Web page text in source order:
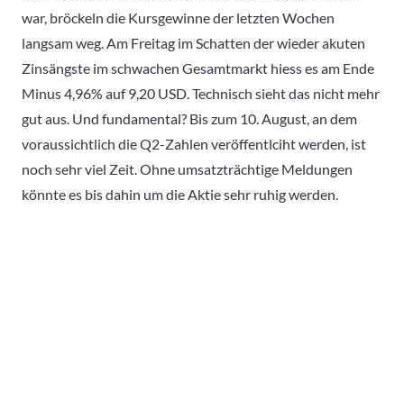
war, bröckeln die Kursgewinne der letzten Wochen
langsam weg. Am Freitag im Schatten der wieder akuten
Zinsängste im schwachen Gesamtmarkt hiess es am Ende
Minus 4,96% auf 9,20 USD. Technisch sieht das nicht mehr
gut aus. Und fundamental? Bis zum 10. August, an dem
voraussichtlich die Q2-Zahlen veröffentlciht werden, ist
noch sehr viel Zeit. Ohne umsatzträchtige Meldungen
könnte es bis dahin um die Aktie sehr ruhig werden.